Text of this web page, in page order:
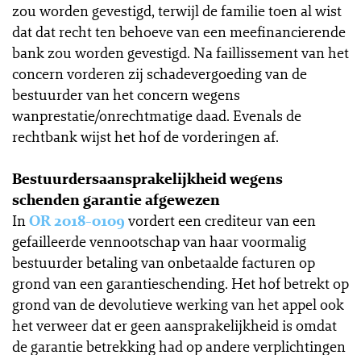
zou worden gevestigd, terwijl de familie toen al wist
dat dat recht ten behoeve van een meefinancierende
bank zou worden gevestigd. Na faillissement van het
concern vorderen zij schadevergoeding van de
bestuurder van het concern wegens
wanprestatie/onrechtmatige daad. Evenals de
rechtbank wijst het hof de vorderingen af.
Bestuurdersaansprakelijkheid wegens
schenden garantie afgewezen
InOR 2018-0109 vordert een crediteur van een
gefailleerde vennootschap van haar voormalig
bestuurder betaling van onbetaalde facturen op
grond van een garantieschending. Het hof betrekt op
grond van de devolutieve werking van het appel ook
het verweer dat er geen aansprakelijkheid is omdat
de garantie betrekking had op andere verplichtingen